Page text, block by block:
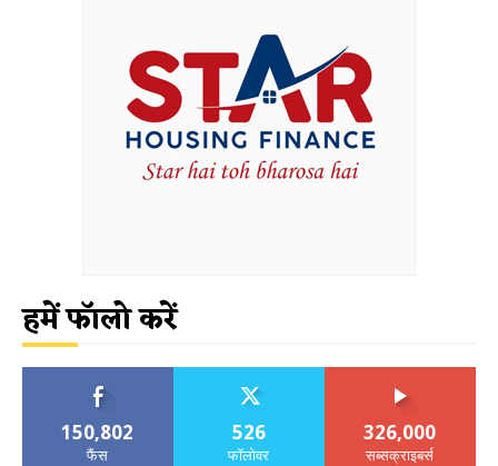
हमें फॉलो करें
150,802
फैंस
526
फॉलोवर
326,000
सब्सक्राइबर्स